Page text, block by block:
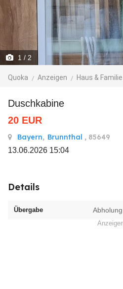
1 / 2
Quoka Anzeigen Haus & Familie
Duschkabine
20 EUR
Bayern, Brunnthal , 85649
13.06.2026 15:04
Details
Übergabe Abholung